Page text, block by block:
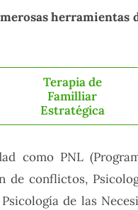
herramientas
Terapia de
Familliar
Estratégica
como PNL
de conflictos,
de las